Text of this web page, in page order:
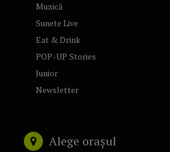
Muzică
Sunete Live
Eat & Drink
POP-UP Stories
Junior
Newsletter
Alege orașul